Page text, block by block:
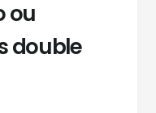
ou
double